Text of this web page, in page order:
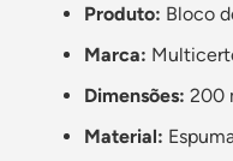
Produto: Bloco
Marca:
Dimensões: 200
Material: